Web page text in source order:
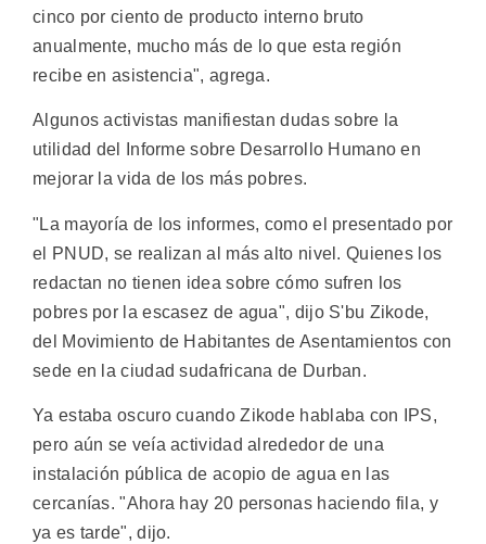
cinco por ciento de producto interno bruto
anualmente, mucho más de lo que esta región
recibe en asistencia", agrega.
Algunos activistas manifiestan dudas sobre la
utilidad del Informe sobre Desarrollo Humano en
mejorar la vida de los más pobres.
"La mayoría de los informes, como el presentado por
el PNUD, se realizan al más alto nivel. Quienes los
redactan no tienen idea sobre cómo sufren los
pobres por la escasez de agua", dijo S'bu Zikode,
del Movimiento de Habitantes de Asentamientos con
sede en la ciudad sudafricana de Durban.
Ya estaba oscuro cuando Zikode hablaba con IPS,
pero aún se veía actividad alrededor de una
instalación pública de acopio de agua en las
cercanías. "Ahora hay 20 personas haciendo fila, y
ya es tarde", dijo.